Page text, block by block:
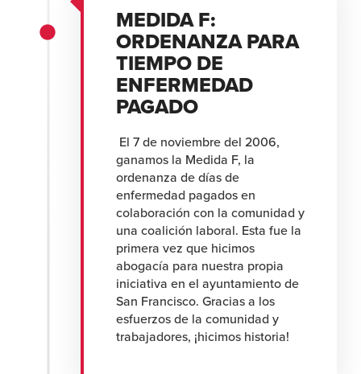
MEDIDA F:
ORDENANZA PARA
TIEMPO DE
ENFERMEDAD
PAGADO
El 7 de noviembre del 2006,
ganamos la Medida F, la
ordenanza de días de
enfermedad pagados en
colaboración con la comunidad y
una coalición laboral. Esta fue la
primera vez que hicimos
abogacía para nuestra propia
iniciativa en el ayuntamiento de
San Francisco. Gracias a los
esfuerzos de la comunidad y
trabajadores, ¡hicimos historia!